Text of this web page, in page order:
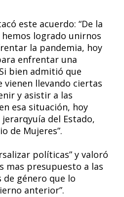
este acuerdo: “De la
logrado unirnos
la pandemia, hoy
enfrentar una
bien admitió que
vienen llevando ciertas
y asistir a las
esa situación, hoy
del Estado,
de Mujeres”.
políticas” y valoró
mas presupuesto a las
género que lo
anterior”.